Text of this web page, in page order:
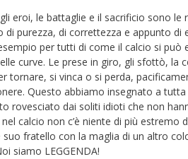
eroi, le battaglie e il sacrificio sono le
di purezza, di correttezza e appunto
per tutti di come il calcio si può
curve. Le prese in giro, gli sfottò, la
tornare, si vinca o si perda,
Questo abbiamo insegnato a
rovesciato dai soliti idioti che non
calcio non c’è niente di più
suo fratello con la maglia di un altro
siamo LEGGENDA!